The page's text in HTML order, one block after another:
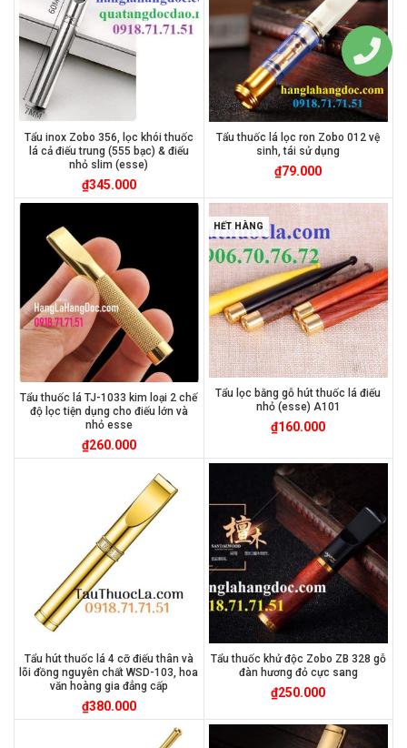
Tẩu inox Zobo 356, lọc khói thuốc
lá cả điếu trung (555 bạc) & điếu
nhỏ slim (esse)
₫345.000
Tẩu thuốc lá lọc ron Zobo 012 vệ
sinh, tái sử dụng
₫79.000
Tẩu thuốc lá TJ-1033 kim loại 2 chế
độ lọc tiện dụng cho điếu lớn và
nhỏ esse
₫260.000
HẾT HÀNG
Tẩu lọc bằng gỗ hút thuốc lá điếu
nhỏ (esse) A101
₫160.000
Tẩu hút thuốc lá 4 cỡ điếu thân và
lõi đồng nguyên chất WSD-103, hoa
văn hoàng gia đẳng cấp
₫380.000
Tẩu thuốc khử độc Zobo ZB 328 gỗ
đàn hương đỏ cực sang
₫250.000